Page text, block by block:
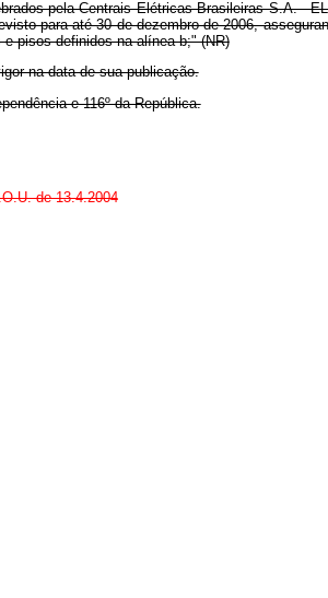
pela Centrais Elétricas Brasileiras S.A. -
para até 30 de dezembro de 2006,
pisos definidos na alínea b;" (NR)
na data de sua publicação.
e 116º da República.
de 13.4.2004